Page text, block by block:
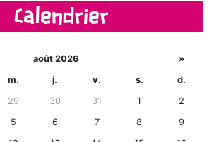
Calendrier
août 2026
»
m. j. v. s.
d.
29 30 31 1
2
5 6 7 8
9